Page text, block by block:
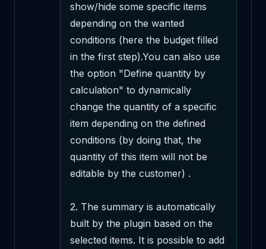
show/hide some specific items
depending on the wanted
conditions (here the budget filled
in the first step).You can also use
the option "Define quantity by
calculation" to dynamically
change the quantity of a specific
item depending on the defined
conditions (by doing that, the
quantity of this item will not be
editable by the customer) .
2. The summary is automatically
built by the plugin based on the
selected items. It is possible to add